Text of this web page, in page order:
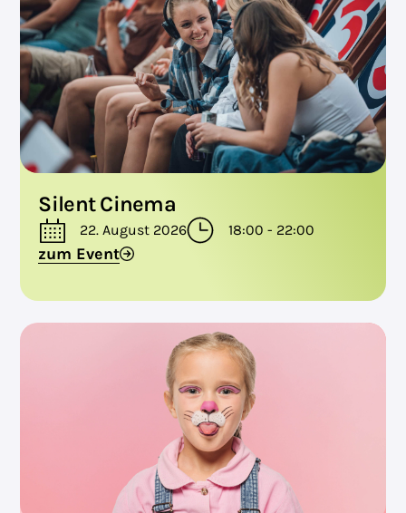
Silent Cinema
22. August 2026 18:00 - 22:00
zum Event